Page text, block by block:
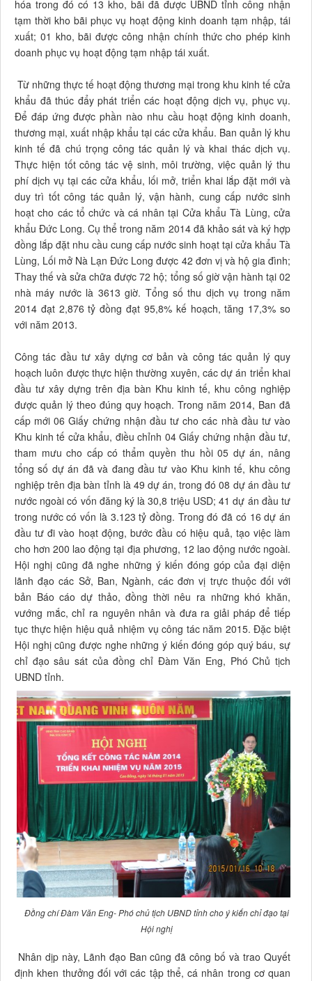
hóa trong đó có 13 kho, bãi đã được UBND tỉnh công nhận
tạm thời kho bãi phục vụ hoạt động kinh doanh tạm nhập, tái
xuất; 01 kho, bãi được công nhận chính thức cho phép kinh
doanh phục vụ hoạt động tạm nhập tái xuất.
Từ những thực tế hoạt động thương mại trong khu kinh tế cửa
khẩu đã thúc đẩy phát triển các hoạt động dịch vụ, phục vụ.
Để đáp ứng được phần nào nhu cầu hoạt động kinh doanh,
thương mại, xuất nhập khẩu tại các cửa khẩu. Ban quản lý khu
kinh tế đã chú trọng công tác quản lý và khai thác dịch vụ.
Thực hiện tốt công tác vệ sinh, môi trường, việc quản lý thu
phí dịch vụ tại các cửa khẩu, lối mở, triển khai lắp đặt mới và
duy trì tốt công tác quản lý, vận hành, cung cấp nước sinh
hoạt cho các tổ chức và cá nhân tại Cửa khẩu Tà Lùng, cửa
khẩu Đức Long. Cụ thể trong năm 2014 đã khảo sát và ký hợp
đồng lắp đặt nhu cầu cung cấp nước sinh hoạt tại cửa khẩu Tà
Lùng, Lối mở Nà Lạn Đức Long được 42 đơn vị và hộ gia đình;
Thay thế và sửa chữa được 72 hộ; tổng số giờ vận hành tại 02
nhà máy nước là 3613 giờ. Tổng số thu dịch vụ trong năm
2014 đạt 2,876 tỷ đồng đạt 95,8% kế hoạch, tăng 17,3% so
với năm 2013.
Công tác đầu tư xây dựng cơ bản và công tác quản lý quy
hoạch luôn được thực hiện thường xuyên, các dự án triển khai
đầu tư xây dựng trên địa bàn Khu kinh tế, khu công nghiệp
được quản lý theo đúng quy hoạch. Trong năm 2014, Ban đã
cấp mới 06 Giấy chứng nhận đầu tư cho các nhà đầu tư vào
Khu kinh tế cửa khẩu, điều chỉnh 04 Giấy chứng nhận đầu tư,
tham mưu cho cấp có thẩm quyền thu hồi 05 dự án, nâng
tổng số dự án đã và đang đầu tư vào Khu kinh tế, khu công
nghiệp trên địa bàn tỉnh là 49 dự án, trong đó 08 dự án đầu tư
nước ngoài có vốn đăng ký là 30,8 triệu USD; 41 dự án đầu tư
trong nước có vốn là 3.123 tỷ đồng. Trong đó đã có 16 dự án
đầu tư đi vào hoạt động, bước đầu có hiệu quả, tạo việc làm
cho hơn 200 lao động tại địa phương, 12 lao động nước ngoài.
Hội nghị cũng đã nghe những ý kiến đóng góp của đại diện
lãnh đạo các Sở, Ban, Ngành, các đơn vị trực thuộc đối với
bản Báo cáo dự thảo, đồng thời nêu ra những khó khăn,
vướng mắc, chỉ ra nguyên nhân và đưa ra giải pháp để tiếp
tục thực hiện hiệu quả nhiệm vụ công tác năm 2015. Đặc biệt
Hội nghị cũng được nghe những ý kiến đóng góp quý báu, sự
chỉ đạo sâu sát của đồng chỉ Đàm Văn Eng, Phó Chủ tịch
UBND tỉnh.
Đồng chí Đàm Văn Eng- Phó chủ tịch UBND tỉnh cho ý kiến chỉ đạo tại
Hội nghị
Nhân dịp này, Lãnh đạo Ban cũng đã công bố và trao Quyết
định khen thưởng đối với các tập thể, cá nhân trong cơ quan